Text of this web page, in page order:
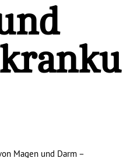
Magen und Darm –